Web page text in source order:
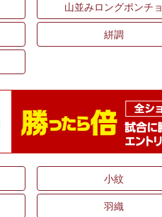
山並みロングポンチョ
絣調
小紋
羽織